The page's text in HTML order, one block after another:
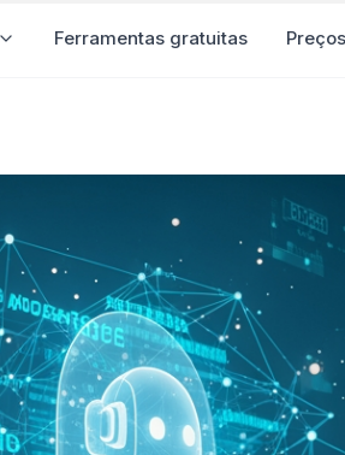
Ferramentas gratuitas Preços